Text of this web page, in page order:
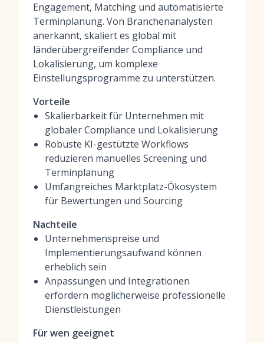
Engagement, Matching und automatisierte
Terminplanung. Von Branchenanalysten
anerkannt, skaliert es global mit
länderübergreifender Compliance und
Lokalisierung, um komplexe
Einstellungsprogramme zu unterstützen.
Vorteile
Skalierbarkeit für Unternehmen mit
globaler Compliance und Lokalisierung
Robuste KI-gestützte Workflows
reduzieren manuelles Screening und
Terminplanung
Umfangreiches Marktplatz-Ökosystem
für Bewertungen und Sourcing
Nachteile
Unternehmenspreise und
Implementierungsaufwand können
erheblich sein
Anpassungen und Integrationen
erfordern möglicherweise professionelle
Dienstleistungen
Für wen geeignet